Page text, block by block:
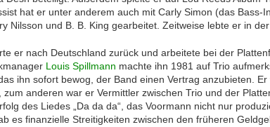
hat er unter anderem auch mit Carly Simon (das Bass-
Nilsson und B. B. King gearbeitet. Zeitweise lebte er in
er nach Deutschland zurück und arbeitete bei der
Louis Spillmann machte ihn 1981 auf Trio
ihn sofort bewog, der Band einen Vertrag anzubieten.
zum anderen war er Vermittler zwischen Trio und der
des Liedes „Da da da“, das Voormann nicht nur
es finanzielle Streitigkeiten zwischen den früheren